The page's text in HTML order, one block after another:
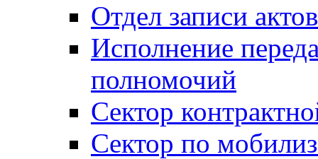
Отдел записи
Исполнение
полномочий
Сектор
Сектор по